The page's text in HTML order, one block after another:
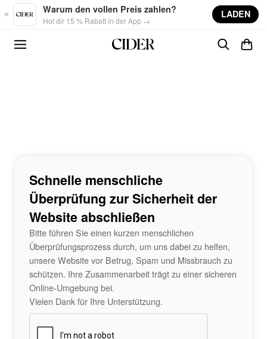
Skip to main content
Warum den vollen Preis zahlen?
Hol dir 15 % Rabatt in der App →
LADEN
Schnelle menschliche
Überprüfung zur Sicherheit der
Website abschließen
Bitte führen Sie einen kurzen menschlichen
Überprüfungsprozess durch, um uns dabei zu helfen,
unsere Website vor Betrug, Spam und Missbrauch zu
schützen. Ihre Zusammenarbeit trägt zu einer sicheren
Online-Umgebung bei.
Vielen Dank für Ihre Unterstützung.